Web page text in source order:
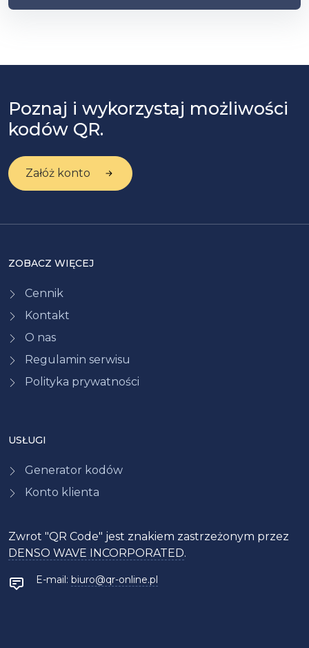
Poznaj i wykorzystaj możliwości
kodów QR.
Załóż konto
USŁUGI
Generator kodów
Konto klienta
Zwrot "QR Code" jest znakiem zastrzeżonym przez
DENSO WAVE INCORPORATED.
E-mail: biuro@qr-online.pl
ZOBACZ WIĘCEJ
Cennik
Kontakt
O nas
Regulamin serwisu
Polityka prywatności